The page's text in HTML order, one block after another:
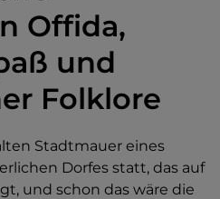
Offida,
und
Folklore
Stadtmauer eines
Dorfes statt, das auf
und schon das wäre die